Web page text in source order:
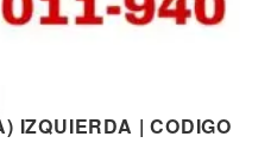
IZQUIERDA | CODIGO